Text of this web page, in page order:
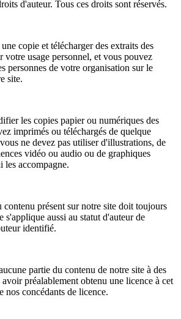
d'auteur. Tous ces droits sont réservés.
copie et télécharger des extraits des
votre usage personnel, et vous pouvez
personnes de votre organisation sur le
site.
les copies papier ou numériques des
imprimés ou téléchargés de quelque
ne devez pas utiliser d'illustrations, de
vidéo ou audio ou de graphiques
les accompagne.
contenu présent sur notre site doit toujours
s'applique aussi au statut d'auteur de
identifié.
partie du contenu de notre site à des
préalablement obtenu une licence à cet
nos concédants de licence.